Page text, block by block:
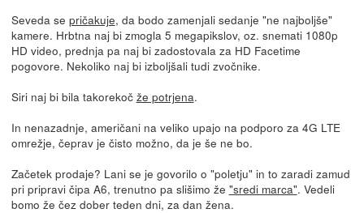
Seveda se pričakuje, da bodo zamenjali sedanje "ne najboljše"
kamere. Hrbtna naj bi zmogla 5 megapikslov, oz. snemati 1080p
HD video, prednja pa naj bi zadostovala za HD Facetime
pogovore. Nekoliko naj bi izboljšali tudi zvočnike.
Siri naj bi bila takorekoč že potrjena.
In nenazadnje, američani na veliko upajo na podporo za 4G LTE
omrežje, čeprav je čisto možno, da je še ne bo.
Začetek prodaje? Lani se je govorilo o "poletju" in to zaradi zamud
pri pripravi čipa A6, trenutno pa slišimo že "sredi marca". Vedeli
bomo že čez dober teden dni, za dan žena.